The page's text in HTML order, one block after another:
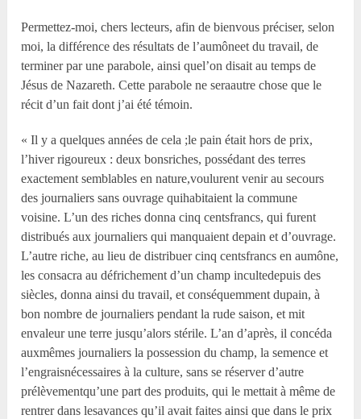
Permettez-moi, chers lecteurs, afin de bienvous préciser, selon
moi, la différence des résultats de l’aumôneet du travail, de
terminer par une parabole, ainsi quel’on disait au temps de
Jésus de Nazareth. Cette parabole ne seraautre chose que le
récit d’un fait dont j’ai été témoin.
« Il y a quelques années de cela ;le pain était hors de prix,
l’hiver rigoureux : deux bonsriches, possédant des terres
exactement semblables en nature,voulurent venir au secours
des journaliers sans ouvrage quihabitaient la commune
voisine. L’un des riches donna cinq centsfrancs, qui furent
distribués aux journaliers qui manquaient depain et d’ouvrage.
L’autre riche, au lieu de distribuer cinq centsfrancs en aumône,
les consacra au défrichement d’un champ incultedepuis des
siècles, donna ainsi du travail, et conséquemment dupain, à
bon nombre de journaliers pendant la rude saison, et mit
envaleur une terre jusqu’alors stérile. L’an d’après, il concéda
auxmêmes journaliers la possession du champ, la semence et
l’engraisnécessaires à la culture, sans se réserver d’autre
prélèvementqu’une part des produits, qui le mettait à même de
rentrer dans lesavances qu’il avait faites ainsi que dans le prix